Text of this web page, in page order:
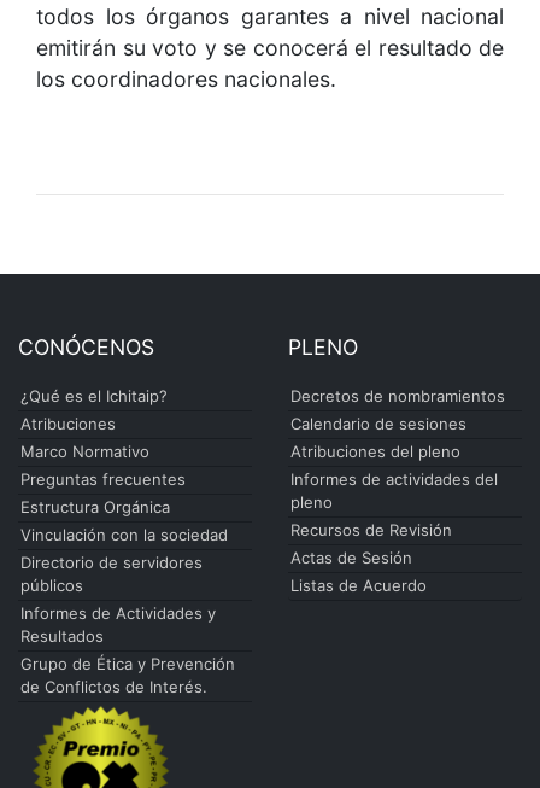
todos los órganos garantes a nivel nacional
emitirán su voto y se conocerá el resultado de
los coordinadores nacionales.
CONÓCENOS
¿Qué es el Ichitaip?
Atribuciones
Marco Normativo
Preguntas frecuentes
Estructura Orgánica
Vinculación con la sociedad
Directorio de servidores
públicos
Informes de Actividades y
Resultados
Grupo de Ética y Prevención
de Conflictos de Interés.
PLENO
Decretos de nombramientos
Calendario de sesiones
Atribuciones del pleno
Informes de actividades del
pleno
Recursos de Revisión
Actas de Sesión
Listas de Acuerdo